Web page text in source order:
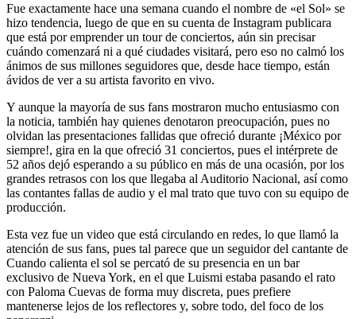
Fue exactamente hace una semana cuando el nombre de «el Sol» se
hizo tendencia, luego de que en su cuenta de Instagram publicara
que está por emprender un tour de conciertos, aún sin precisar
cuándo comenzará ni a qué ciudades visitará, pero eso no calmó los
ánimos de sus millones seguidores que, desde hace tiempo, están
ávidos de ver a su artista favorito en vivo.
Y aunque la mayoría de sus fans mostraron mucho entusiasmo con
la noticia, también hay quienes denotaron preocupación, pues no
olvidan las presentaciones fallidas que ofreció durante ¡México por
siempre!, gira en la que ofreció 31 conciertos, pues el intérprete de
52 años dejó esperando a su público en más de una ocasión, por los
grandes retrasos con los que llegaba al Auditorio Nacional, así como
las contantes fallas de audio y el mal trato que tuvo con su equipo de
producción.
Esta vez fue un video que está circulando en redes, lo que llamó la
atención de sus fans, pues tal parece que un seguidor del cantante de
Cuando calienta el sol se percató de su presencia en un bar
exclusivo de Nueva York, en el que Luismi estaba pasando el rato
con Paloma Cuevas de forma muy discreta, pues prefiere
mantenerse lejos de los reflectores y, sobre todo, del foco de los